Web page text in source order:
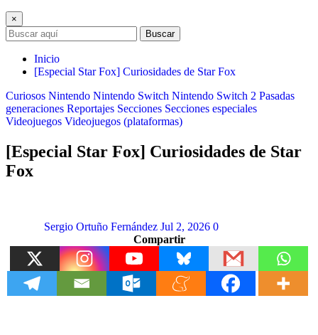
×
Buscar
Inicio
[Especial Star Fox] Curiosidades de Star Fox
Curiosos Nintendo Nintendo Switch Nintendo Switch 2 Pasadas
generaciones Reportajes Secciones Secciones especiales
Videojuegos Videojuegos (plataformas)
[Especial Star Fox] Curiosidades de Star
Fox
Sergio Ortuño Fernández Jul 2, 2026 0
Compartir